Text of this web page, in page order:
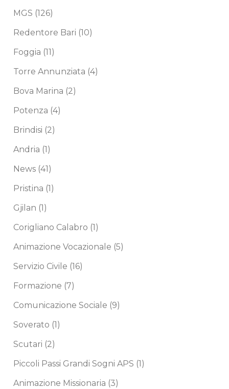
MGS (126)
Redentore Bari (10)
Foggia (11)
Torre Annunziata (4)
Bova Marina (2)
Potenza (4)
Brindisi (2)
Andria (1)
News (41)
Pristina (1)
Gjilan (1)
Corigliano Calabro (1)
Animazione Vocazionale (5)
Servizio Civile (16)
Formazione (7)
Comunicazione Sociale (9)
Soverato (1)
Scutari (2)
Piccoli Passi Grandi Sogni APS (1)
Animazione Missionaria (3)